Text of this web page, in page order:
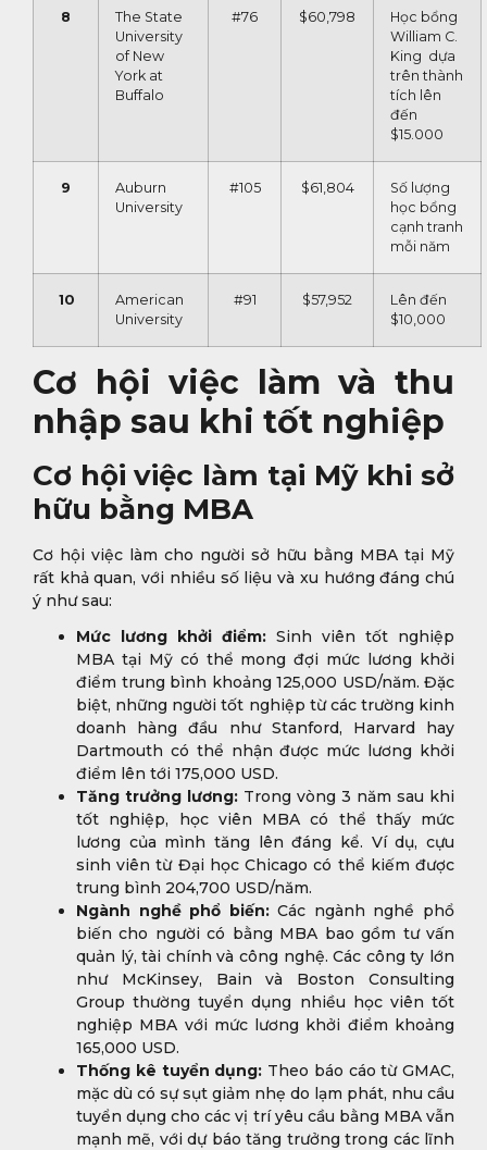
8
The State
University
of New
York at
Buffalo
#76 $60,798
Học bổng
William C.
King dựa
trên thành
tích lên
đến
$15.000
9
Auburn
University
#105 $61,804
Số lượng
học bổng
cạnh tranh
mỗi năm
10
American
University
#91 $57,952
Lên đến
$10,000
Cơ hội việc làm và thu
nhập sau khi tốt nghiệp
Cơ hội việc làm tại Mỹ khi sở
hữu bằng MBA
Cơ hội việc làm cho người sở hữu bằng MBA tại Mỹ
rất khả quan, với nhiều số liệu và xu hướng đáng chú
ý như sau:
Mức lương khởi điểm: Sinh viên tốt nghiệp
MBA tại Mỹ có thể mong đợi mức lương khởi
điểm trung bình khoảng 125,000 USD/năm. Đặc
biệt, những người tốt nghiệp từ các trường kinh
doanh hàng đầu như Stanford, Harvard hay
Dartmouth có thể nhận được mức lương khởi
điểm lên tới 175,000 USD.
Tăng trưởng lương: Trong vòng 3 năm sau khi
tốt nghiệp, học viên MBA có thể thấy mức
lương của mình tăng lên đáng kể. Ví dụ, cựu
sinh viên từ Đại học Chicago có thể kiếm được
trung bình 204,700 USD/năm.
Ngành nghề phổ biến:Các ngành nghề phổ
biến cho người có bằng MBA bao gồm tư vấn
quản lý, tài chính và công nghệ. Các công ty lớn
như McKinsey, Bain và Boston Consulting
Group thường tuyển dụng nhiều học viên tốt
nghiệp MBA với mức lương khởi điểm khoảng
165,000 USD.
Thống kê tuyển dụng: Theo báo cáo từ GMAC,
mặc dù có sự sụt giảm nhẹ do lạm phát, nhu cầu
tuyển dụng cho các vị trí yêu cầu bằng MBA vẫn
mạnh mẽ, với dự báo tăng trưởng trong các lĩnh